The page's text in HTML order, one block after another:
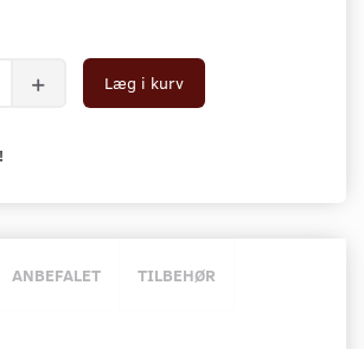
Læg i kurv
ANBEFALET TILBEHØR